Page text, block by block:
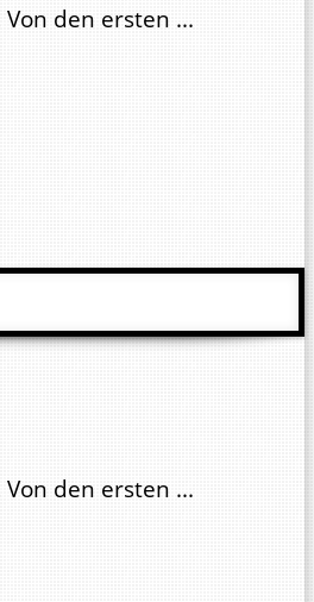
den ersten ...
den ersten ...